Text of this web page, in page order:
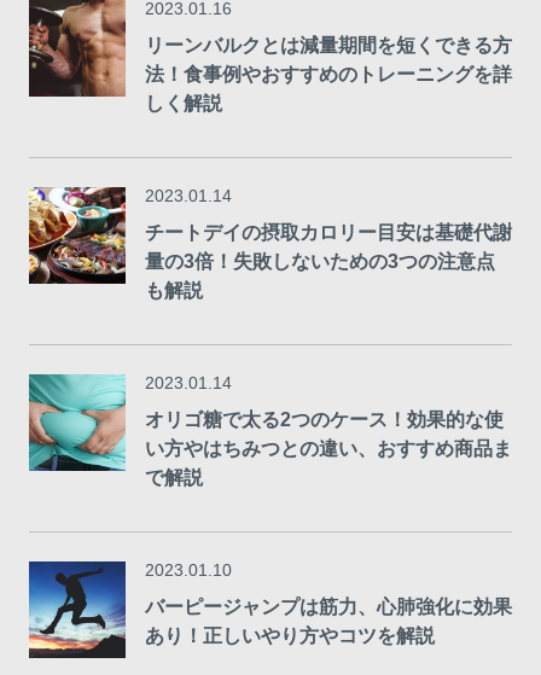
2023.01.16
リーンバルクとは減量期間を短くできる方
法！食事例やおすすめのトレーニングを詳
しく解説
2023.01.14
チートデイの摂取カロリー目安は基礎代謝
量の3倍！失敗しないための3つの注意点
も解説
2023.01.14
オリゴ糖で太る2つのケース！効果的な使
い方やはちみつとの違い、おすすめ商品ま
で解説
2023.01.10
バーピージャンプは筋力、心肺強化に効果
あり！正しいやり方やコツを解説